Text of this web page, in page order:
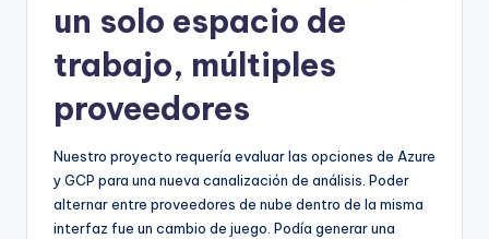
un solo espacio de
trabajo, múltiples
proveedores
Nuestro proyecto requería evaluar las opciones de Azure
y GCP para una nueva canalización de análisis. Poder
alternar entre proveedores de nube dentro de la misma
interfaz fue un cambio de juego. Podía generar una